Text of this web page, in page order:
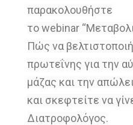
παρακολουθήστε
τοwebinar
Πώς να
πρωτεΐνης για την
μάζας και την
και σκεφτείτε να
Διατροφολόγος.